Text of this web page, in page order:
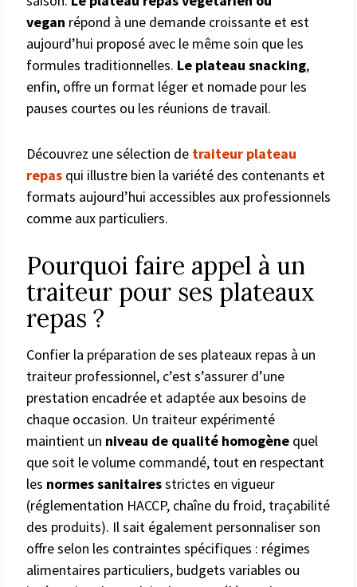
vegan répond à une demande croissante et est
aujourd’hui proposé avec le même soin que les
formules traditionnelles. Le plateau snacking,
enfin, offre un format léger et nomade pour les
pauses courtes ou les réunions de travail.
Découvrez une sélection de traiteur plateau
repas qui illustre bien la variété des contenants et
formats aujourd’hui accessibles aux professionnels
comme aux particuliers.
Pourquoi faire appel à un
traiteur pour ses plateaux
repas ?
Confier la préparation de ses plateaux repas à un
traiteur professionnel, c’est s’assurer d’une
prestation encadrée et adaptée aux besoins de
chaque occasion. Un traiteur expérimenté
maintient un niveau de qualité homogène quel
que soit le volume commandé, tout en respectant
les normes sanitairesstrictes en vigueur
(réglementation HACCP, chaîne du froid, traçabilité
des produits). Il sait également personnaliser son
offre selon les contraintes spécifiques : régimes
alimentaires particuliers, budgets variables ou